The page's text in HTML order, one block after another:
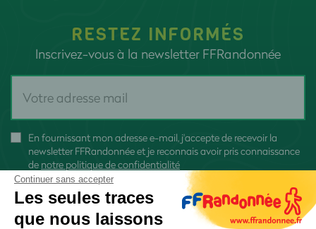
RESTEZ INFORMÉS
Inscrivez-vous à la newsletter FFRandonnée
En fournissant mon adresse e-mail, j'accepte de recevoir la
newsletter FFRandonnée et je reconnais avoir pris connaissance
de notre politique de confidentialité
Continuer sans accepter
Les seules traces
que nous laissons